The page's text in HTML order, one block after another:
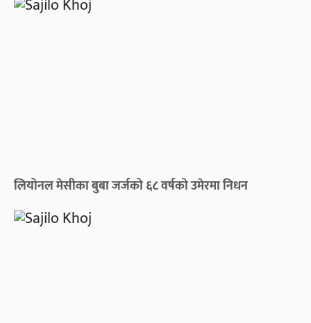
लियोनल मेसीका बुबा जर्जको ६८ वर्षको उमेरमा निधन